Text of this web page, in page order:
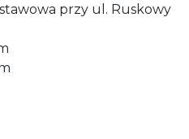
przy ul. Ruskowy